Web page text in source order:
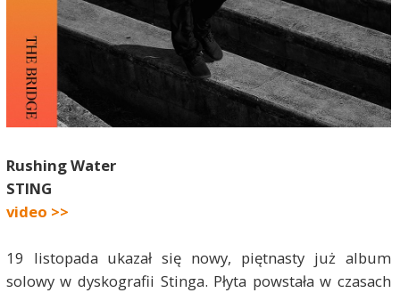
Rushing Water
STING
video >>
19 listopada ukazał się nowy, piętnasty już album
solowy w dyskografii Stinga. Płyta powstała w czasach